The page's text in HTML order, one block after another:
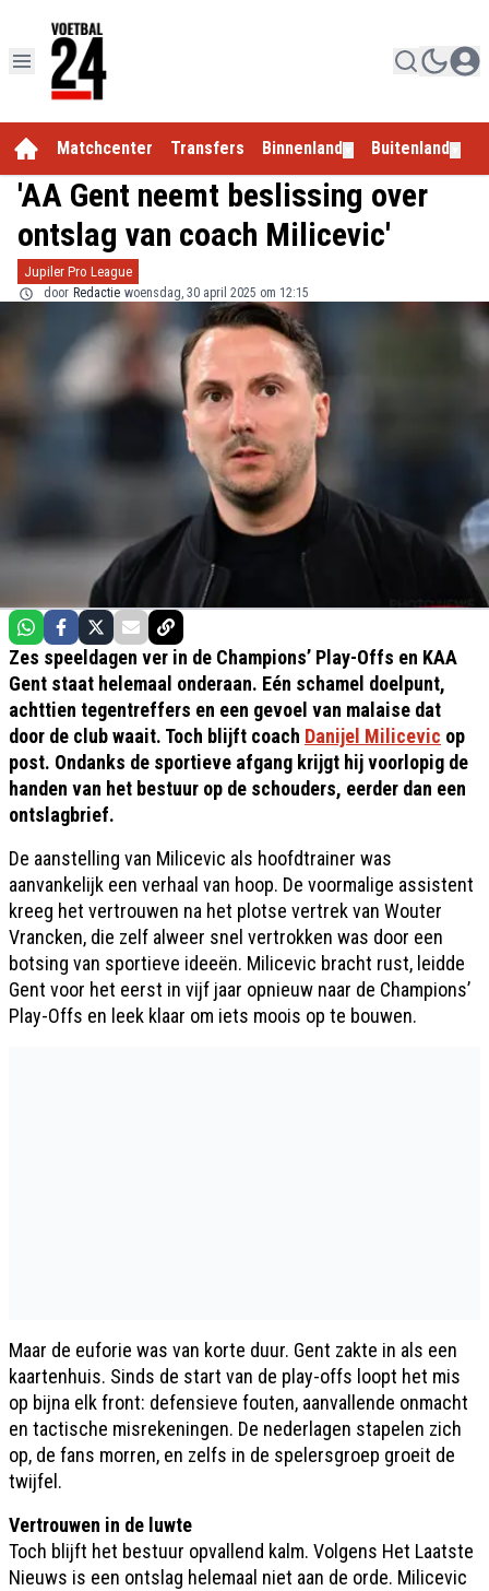
Matchcenter Transfers Binnenland Buitenland
'AA Gent neemt beslissing over
ontslag van coach Milicevic'
Jupiler Pro League
door Redactie woensdag, 30 april 2025 om 12:15
Zes speeldagen ver in de Champions’ Play-Offs en KAA
Gent staat helemaal onderaan. Eén schamel doelpunt,
achttien tegentreffers en een gevoel van malaise dat
door de club waait. Toch blijft coach Danijel Milicevic op
post. Ondanks de sportieve afgang krijgt hij voorlopig de
handen van het bestuur op de schouders, eerder dan een
ontslagbrief.
De aanstelling van Milicevic als hoofdtrainer was
aanvankelijk een verhaal van hoop. De voormalige assistent
kreeg het vertrouwen na het plotse vertrek van Wouter
Vrancken, die zelf alweer snel vertrokken was door een
botsing van sportieve ideeën. Milicevic bracht rust, leidde
Gent voor het eerst in vijf jaar opnieuw naar de Champions’
Play-Offs en leek klaar om iets moois op te bouwen.
Maar de euforie was van korte duur. Gent zakte in als een
kaartenhuis. Sinds de start van de play-offs loopt het mis
op bijna elk front: defensieve fouten, aanvallende onmacht
en tactische misrekeningen. De nederlagen stapelen zich
op, de fans morren, en zelfs in de spelersgroep groeit de
twijfel.
Vertrouwen in de luwte
Toch blijft het bestuur opvallend kalm. Volgens Het Laatste
Nieuws is een ontslag helemaal niet aan de orde. Milicevic